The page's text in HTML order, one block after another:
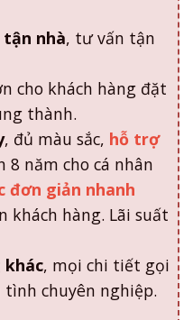
nhà, tư vấn tận
cho khách hàng đặt
thành.
, đủ màu sắc, hỗ trợ
8 năm cho cá nhân
đơn giản nhanh
khách hàng. Lãi suất
khác, mọi chi tiết gọi
chuyên nghiệp.